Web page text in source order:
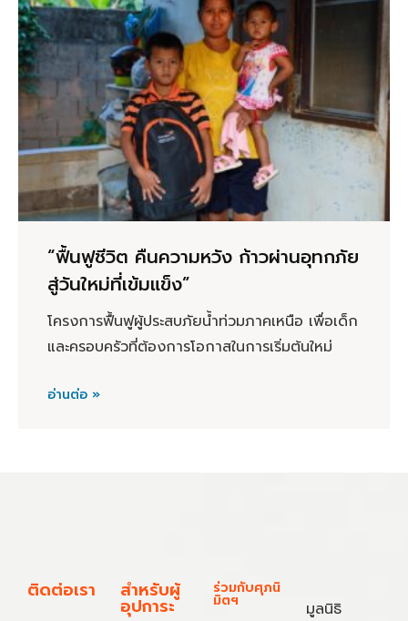
“ฟื้นฟูชีวิต คืนความหวัง ก้าวผ่านอุทกภัย
สู่วันใหม่ที่เข้มแข็ง”
โครงการฟื้นฟูผู้ประสบภัยน้ำท่วมภาคเหนือ เพื่อเด็ก
และครอบครัวที่ต้องการโอกาสในการเริ่มต้นใหม่
อ่านต่อ »
ติดต่อเรา สำหรับผู้
อุปการะ
ร่วมกับศุภนิ
มิตฯ
มูลนิธิ